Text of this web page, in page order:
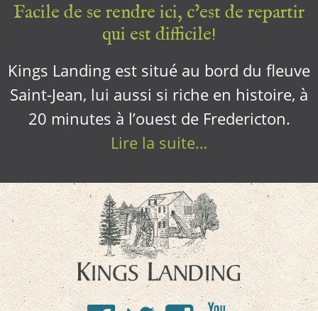
Facile de se rendre ici, c’est de repartir
qui est difficile!
Kings Landing est situé au bord du fleuve
Saint-Jean, lui aussi si riche en histoire, à
20 minutes à l’ouest de Fredericton.
Lire la suite…